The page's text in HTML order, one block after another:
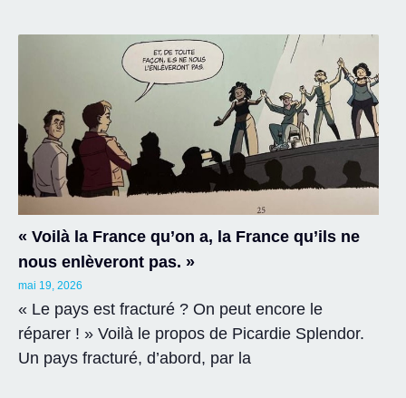
« Voilà la France qu’on a, la France qu’ils ne
nous enlèveront pas. »
mai 19, 2026
« Le pays est fracturé ? On peut encore le
réparer ! » Voilà le propos de Picardie Splendor.
Un pays fracturé, d’abord, par la